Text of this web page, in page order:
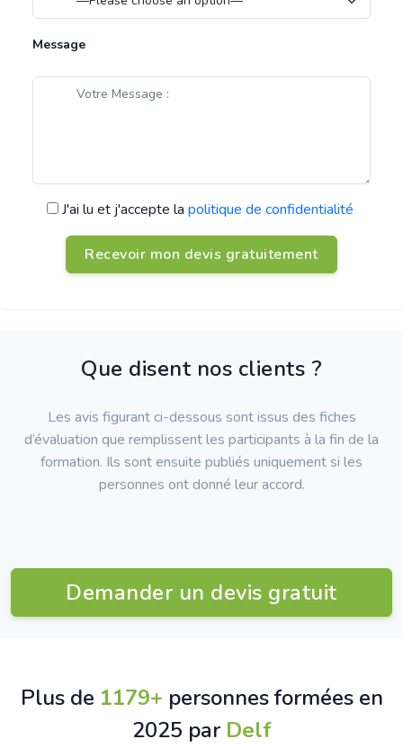
Message
J'ai lu et j'accepte la politique de confidentialité
Que disent nos clients ?
Les avis figurant ci-dessous sont issus des fiches
d’évaluation que remplissent les participants à la fin de la
formation. Ils sont ensuite publiés uniquement si les
personnes ont donné leur accord.
Demander un devis gratuit
Plus de 1289+ personnes formées en
2025 par Delf